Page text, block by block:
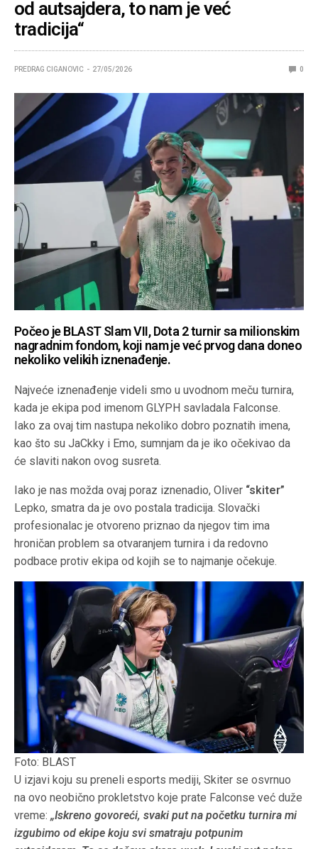
od autsajdera, to nam je već
tradicija“
PREDRAG CIGANOVIC 27/05/2026 0
Počeo je BLAST Slam VII, Dota 2 turnir sa milionskim
nagradnim fondom, koji nam je već prvog dana doneo
nekoliko velikih iznenađenje.
Najveće iznenađenje videli smo u uvodnom meču turnira,
kada je ekipa pod imenom GLYPH savladala Falconse.
Iako za ovaj tim nastupa nekoliko dobro poznatih imena,
kao što su JaCkky i Emo, sumnjam da je iko očekivao da
će slaviti nakon ovog susreta.
Iako je nas možda ovaj poraz iznenadio, Oliver “skiter”
Lepko, smatra da je ovo postala tradicija. Slovački
profesionalac je otvoreno priznao da njegov tim ima
hroničan problem sa otvaranjem turnira i da redovno
podbace protiv ekipa od kojih se to najmanje očekuje.
Foto: BLAST
U izjavi koju su preneli esports mediji, Skiter se osvrnuo
na ovo neobično prokletstvo koje prate Falconse već duže
vreme:„Iskreno govoreći, svaki put na početku turnira mi
izgubimo od ekipe koju svi smatraju potpunim